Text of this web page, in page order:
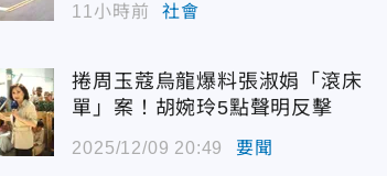
11小時前 社會
捲周玉蔻烏龍爆料張淑娟「滾床
單」案！胡婉玲5點聲明反擊
2025/12/09 20:49 要聞